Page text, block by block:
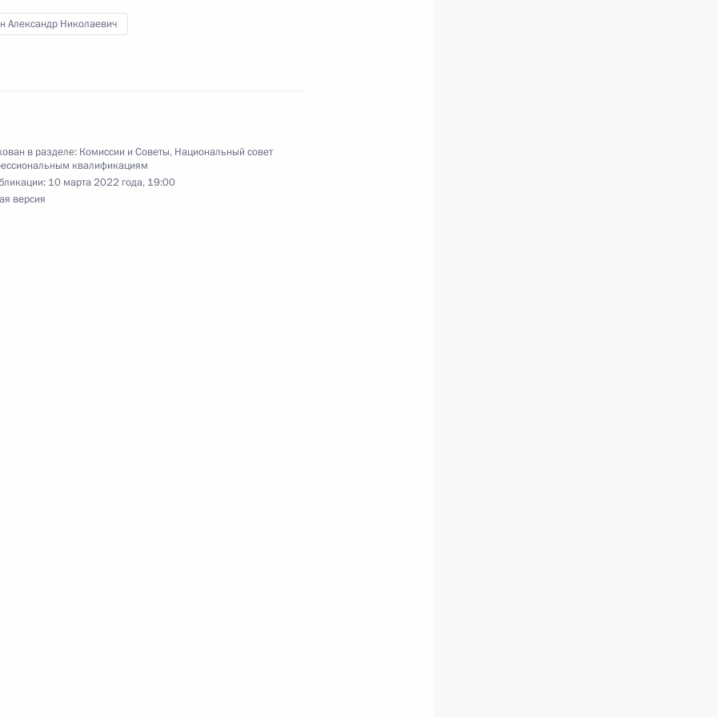
профессиональным
профессиональным
Александр Николаевич
в разделе: Комиссии и Советы, Национальный совет
квалификациям
10 марта 2022 года, 19:00
версия